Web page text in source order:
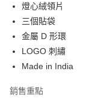
國泰世華商業銀行
臺灣中小企業銀行
匯豐（台灣）商業銀行
聯邦商業銀行
元大商業銀行
玉山商業銀行
台灣樂天信用卡公司
街口支付
悠遊付
燈心絨領片
三個貼袋
金屬 D 形環
LOGO 刺繡
Made in India
銷售重點